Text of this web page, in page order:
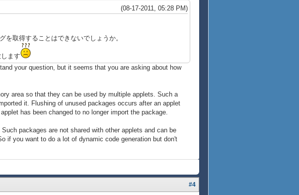
(08-17-2011, 05:28 PM)
取得することはできないでしょうか。
ます
your question, but it seems that you are asking about how
area so that they can be used by multiple applets. Such a
it. Flushing of unused packages occurs after an applet
has been changed to no longer import the package.
packages are not shared with other applets and can be
if you want to do a lot of dynamic code generation but don't
#4